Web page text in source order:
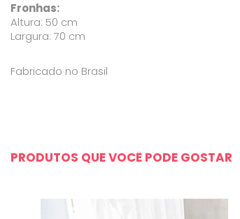
Fronhas:
Altura: 50 cm
Largura: 70 cm
Fabricado no Brasil
PRODUTOS QUE VOCÊ PODE GOSTAR